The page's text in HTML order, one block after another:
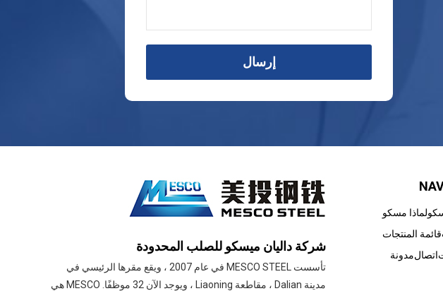
إرسال
شركة داليان ميسكو للصلب المحدودة
تأسست MESCO STEEL في عام 2007 ، ويقع مقرها الرئيسي في
مدينة Dalian ، مقاطعة Liaoning ، ويوجد الآن 32 موظفًا. MESCO هي
لماذا مسكو
قائمة المنتجات
اتصالمدونة